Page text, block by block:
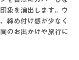
象を演出します。ウ
締め付け感が少なく
のお出かけや旅行に